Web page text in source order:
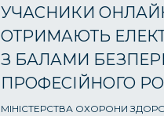
УЧАСНИКИ
ОТРИМАЮТЬ
З БАЛАМИ
ПРОФЕСІЙНОГО
МІНІСТЕРСТВА ОХОРОНИ